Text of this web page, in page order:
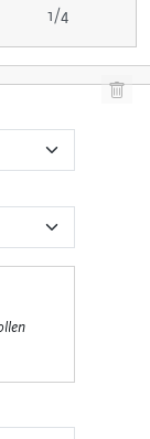
1/4